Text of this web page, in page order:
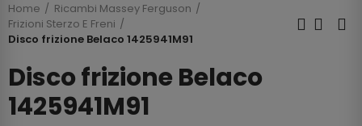
Home
Ricambi Massey Ferguson
Frizioni Sterzo E Freni
Disco frizione Belaco 1425941M91
Disco frizione Belaco
1425941M91